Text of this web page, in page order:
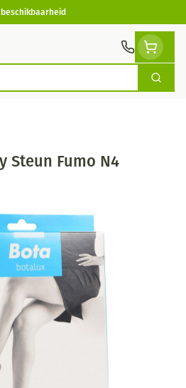
Zoek
Steun Fumo N4